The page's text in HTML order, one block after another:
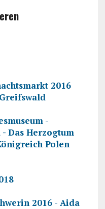
2016
-
Das Herzogtum
Polen
2016 - Aida